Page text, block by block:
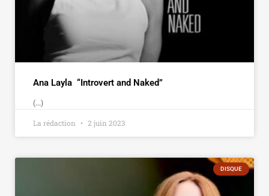
Ana Layla “Introvert and Naked”
(...)
La rédaction 2 juin 2023
DISQUE